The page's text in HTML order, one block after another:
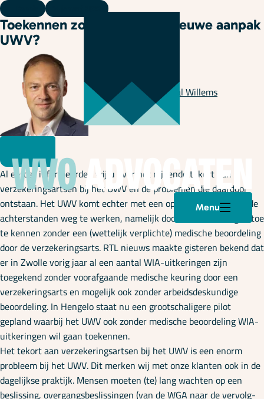
Menu
Onze specialisaties
Kennisbank
Cursussen
Plan een afspraak
Toekennen zonder keuren, nieuwe aanpak
UWV?
Geschreven door Pascal Willems
Al eerder informeerden wij u over het nijpende tekort aan
verzekeringsartsen bij het UWV en de problemen die daardoor
ontstaan. Het UWV komt echter met een opmerkelijk plan om de
achterstanden weg te werken, namelijk door WIA-uitkeringen toe
te kennen zonder een (wettelijk verplichte) medische beoordeling
door de verzekeringsarts. RTL nieuws maakte gisteren bekend dat
er in Zwolle vorig jaar al een aantal WIA-uitkeringen zijn
toegekend zonder voorafgaande medische keuring door een
verzekeringsarts en mogelijk ook zonder arbeidsdeskundige
beoordeling. In Hengelo staat nu een grootschaligere pilot
gepland waarbij het UWV ook zonder medische beoordeling WIA-
uitkeringen wil gaan toekennen.
Het tekort aan verzekeringsartsen bij het UWV is een enorm
probleem bij het UWV. Dit merken wij met onze klanten ook in de
dagelijkse praktijk. Mensen moeten (te) lang wachten op een
beslissing, overgangsbeslissingen (van de WGA naar de vervolg-